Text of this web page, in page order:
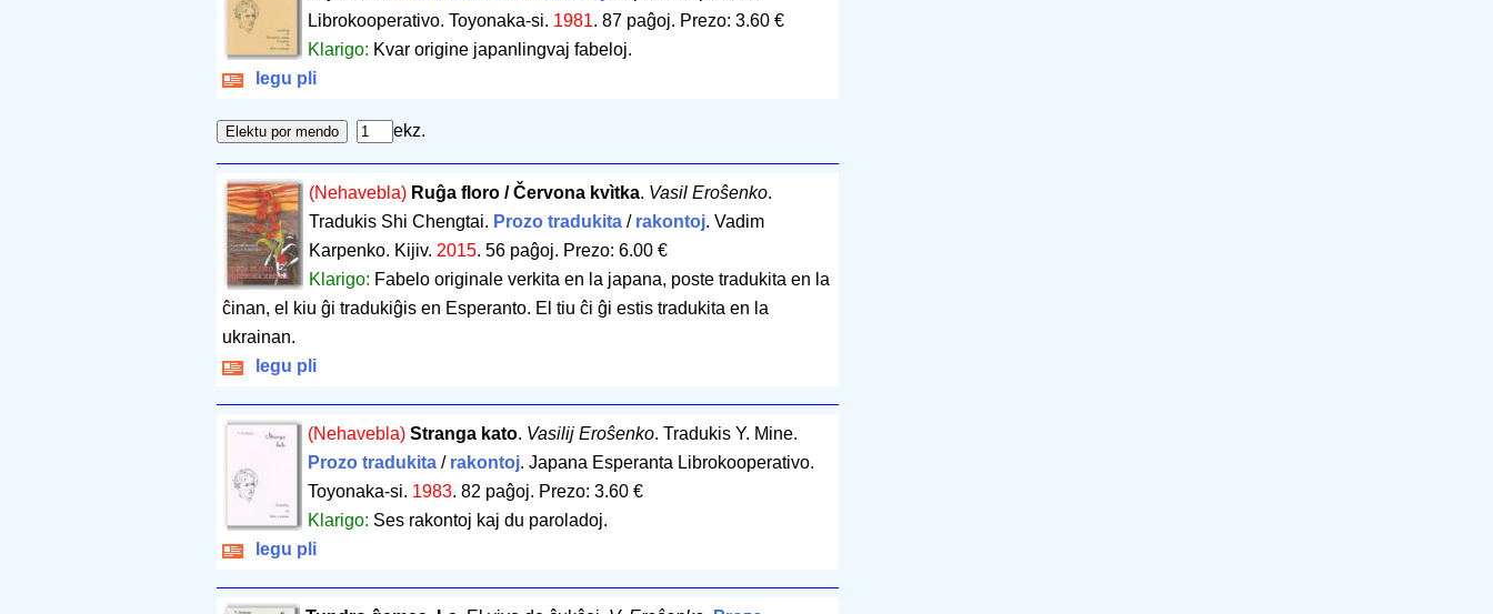
Librokooperativo. Toyonaka-si. 1981. 87 paĝoj. Prezo: 3.60 €
Klarigo: Kvar origine japanlingvaj fabeloj.
legu pli
ekz.
(Nehavebla) Ruĝa floro / Červona kvìtka. Vasil Eroŝenko.
Tradukis Shi Chengtai. Prozo tradukita/ rakontoj. Vadim
Karpenko. Kijiv. 2015. 56 paĝoj. Prezo: 6.00 €
Klarigo: Fabelo originale verkita en la japana, poste tradukita en la
ĉinan, el kiu ĝi tradukiĝis en Esperanto. El tiu ĉi ĝi estis tradukita en la
ukrainan.
legu pli
(Nehavebla) Stranga kato. Vasilij Eroŝenko. Tradukis Y. Mine.
Prozo tradukita/ rakontoj. Japana Esperanta Librokooperativo.
Toyonaka-si. 1983. 82 paĝoj. Prezo: 3.60 €
Klarigo: Ses rakontoj kaj du paroladoj.
legu pli